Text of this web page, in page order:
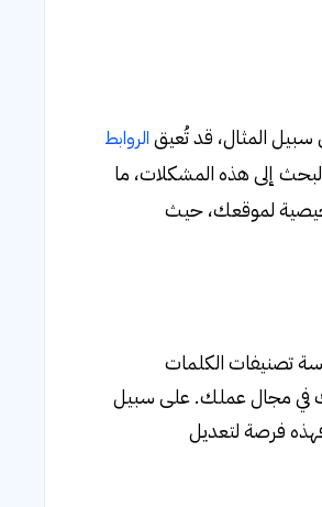
سبيل المثال، قد تُعيق الروابط
إلى هذه المشكلات، ما
لموقعك، حيث
تصنيفات الكلمات
في مجال عملك. على سبيل
فرصة لتعديل